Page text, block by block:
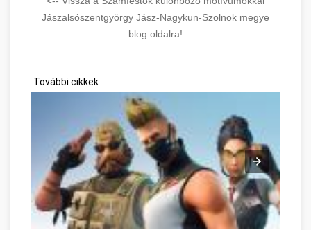
Jászalsószentgyörgy Jász-Nagykun-Szolnok megye
blog oldalra!
További cikkek